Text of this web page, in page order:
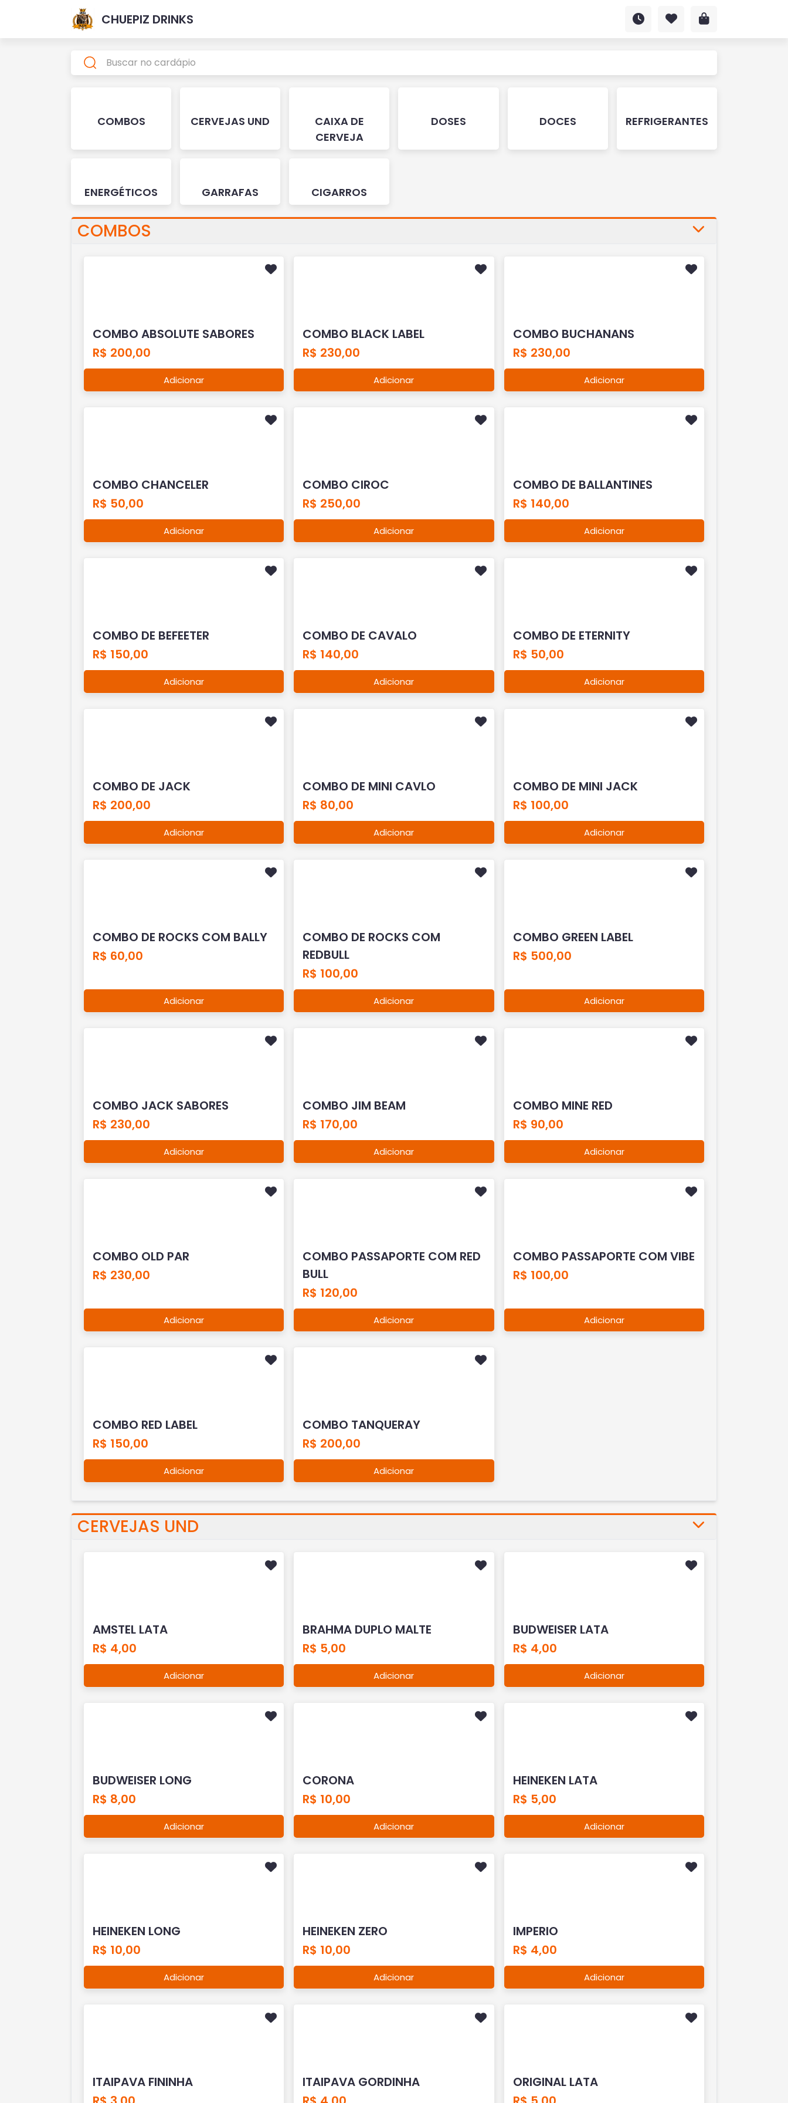
CHUEPIZ DRINKS
COMBOS CERVEJAS UND
CAIXA DE
CERVEJA
DOSES DOCES REFRIGERANTES
ENERGÉTICOS GARRAFAS CIGARROS
COMBOS
COMBO ABSOLUTE SABORES
R$ 200,00
Adicionar
COMBO BLACK LABEL
R$ 230,00
Adicionar
COMBO BUCHANANS
R$ 230,00
Adicionar
COMBO CHANCELER
R$ 50,00
Adicionar
COMBO CIROC
R$ 250,00
Adicionar
COMBO DE BALLANTINES
R$ 140,00
Adicionar
COMBO DE BEFEETER
R$ 150,00
Adicionar
COMBO DE CAVALO
R$ 140,00
Adicionar
COMBO DE ETERNITY
R$ 50,00
Adicionar
COMBO DE JACK
R$ 200,00
Adicionar
COMBO DE MINI CAVLO
R$ 80,00
Adicionar
COMBO DE MINI JACK
R$ 100,00
Adicionar
COMBO DE ROCKS COM BALLY
R$ 60,00
Adicionar
COMBO DE ROCKS COM
REDBULL
R$ 100,00
Adicionar
COMBO GREEN LABEL
R$ 500,00
Adicionar
COMBO JACK SABORES
R$ 230,00
Adicionar
COMBO JIM BEAM
R$ 170,00
Adicionar
COMBO MINE RED
R$ 90,00
Adicionar
COMBO OLD PAR
R$ 230,00
Adicionar
COMBO PASSAPORTE COM RED
BULL
R$ 120,00
Adicionar
COMBO PASSAPORTE COM VIBE
R$ 100,00
Adicionar
COMBO RED LABEL
R$ 150,00
Adicionar
COMBO TANQUERAY
R$ 200,00
Adicionar
CERVEJAS UND
AMSTEL LATA
R$ 4,00
Adicionar
BRAHMA DUPLO MALTE
R$ 5,00
Adicionar
BUDWEISER LATA
R$ 4,00
Adicionar
BUDWEISER LONG
R$ 8,00
Adicionar
CORONA
R$ 10,00
Adicionar
HEINEKEN LATA
R$ 5,00
Adicionar
HEINEKEN LONG
R$ 10,00
Adicionar
HEINEKEN ZERO
R$ 10,00
Adicionar
IMPERIO
R$ 4,00
Adicionar
ITAIPAVA FININHA
ITAIPAVA GORDINHA
ORIGINAL LATA